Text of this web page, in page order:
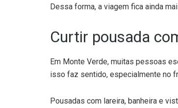
Dessa forma, a viagem fica ainda
Curtir pousada
Em Monte Verde, muitas pessoas
isso faz sentido, especialmente no
Pousadas com lareira, banheira e